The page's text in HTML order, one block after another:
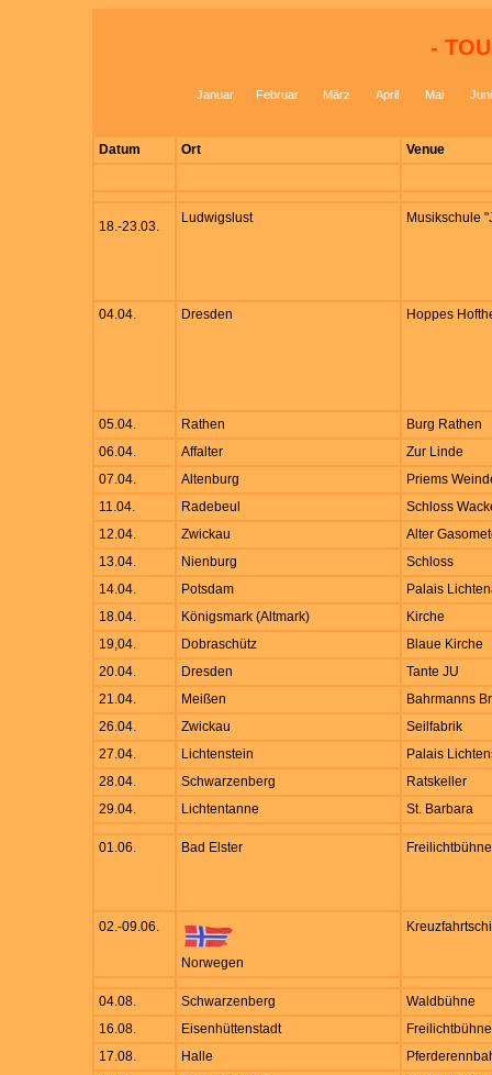
-
Januar Februar März April Mai Juni
Datum Ort Venue
18.-23.03.
Ludwigslust Musikschule
04.04. Dresden Hoppes
05.04. Rathen
Burg Rathen
06.04.
Affalter
Zur Linde
07.04.
Altenburg
Priems
11.04.
Radebeul
Schloss
12.04.
Zwickau
Alter
13.04.
Nienburg
Schloss
14.04.
Potsdam
Palais
18.04.
Königsmark (Altmark)
Kirche
19,04.
Dobraschütz
Blaue Kirche
20.04.
Dresden
Tante JU
21.04.
Meißen
Bahrmanns
26.04.
Zwickau
Seilfabrik
27.04.
Lichtenstein
Palais
28.04.
Schwarzenberg
Ratskeller
29.04.
Lichtentanne St. Barbara
01.06. Bad Elster Freilichtbühne
02.-09.06.
Norwegen
04.08. Schwarzenberg
Waldbühne
16.08.
Eisenhüttenstadt
Freilichtbühne
17.08.
Halle